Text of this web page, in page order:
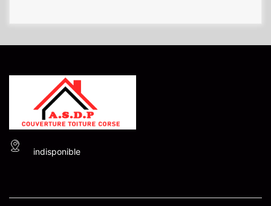
indisponible